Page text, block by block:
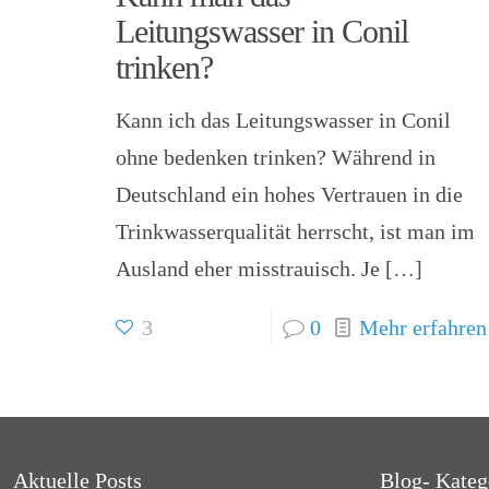
Leitungswasser in Conil
trinken?
Kann ich das Leitungswasser in Conil
ohne bedenken trinken? Während in
Deutschland ein hohes Vertrauen in die
Trinkwasserqualität herrscht, ist man im
Ausland eher misstrauisch. Je[…]
3 0 Mehr erfahren
Aktuelle Posts Blog-